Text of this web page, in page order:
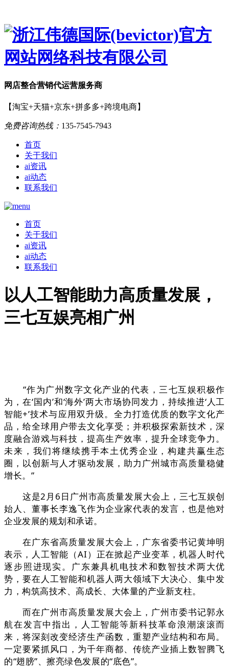
网店整合营销代运营服务商
【淘宝+天猫+京东+拼多多+跨境电商】
免费咨询热线： 135-7545-7943
首页
关于我们
ai资讯
ai动态
联系我们
首页
关于我们
ai资讯
ai动态
联系我们
以人工智能助力高质量发展，
三七互娱亮相广州
“作为广州数字文化产业的代表，三七互娱积极作
为，在‘国内’和‘海外’两大市场协同发力，持续推进‘人工
智能+’技术与应用双升级。全力打造优质的数字文化产
品，给全球用户带去文化享受；并积极探索新技术，深
度融合游戏与科技，提高生产效率，提升全球竞争力。
未来，我们将继续携手本土优秀企业，构建共赢生态
圈，以创新与人才驱动发展，助力广州城市高质量稳健
增长。”
这是2月6日广州市高质量发展大会上，三七互娱创
始人、董事长李逸飞作为企业家代表的发言，也是他对
企业发展的规划和承诺。
在广东省高质量发展大会上，广东省委书记黄坤明
表示，人工智能（AI）正在掀起产业变革，机器人时代
逐步照进现实。广东兼具机电技术和数智技术两大优
势，要在人工智能和机器人两大领域下大决心、集中发
力，构筑高技术、高成长、大体量的产业新支柱。
而在广州市高质量发展大会上，广州市委书记郭永
航在发言中指出，人工智能等新科技革命浪潮滚滚而
来，将深刻改变经济生产函数，重塑产业结构和布局。
一定要紧抓风口，为千年商都、传统产业插上数智腾飞
的“翅膀”、擦亮绿色发展的“底色”。